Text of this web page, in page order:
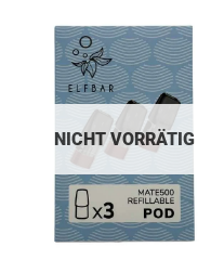
NICHT VORRÄTIG